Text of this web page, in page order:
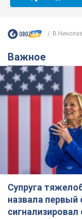
назвала
сигнализировал
Сначала врачи не
10 часов назад
Ее убила
девочка,
российской
область. Фото
В тот день во время
погибли ее брат,
10 часов назад 9,9
Почему в СССР
белые халаты